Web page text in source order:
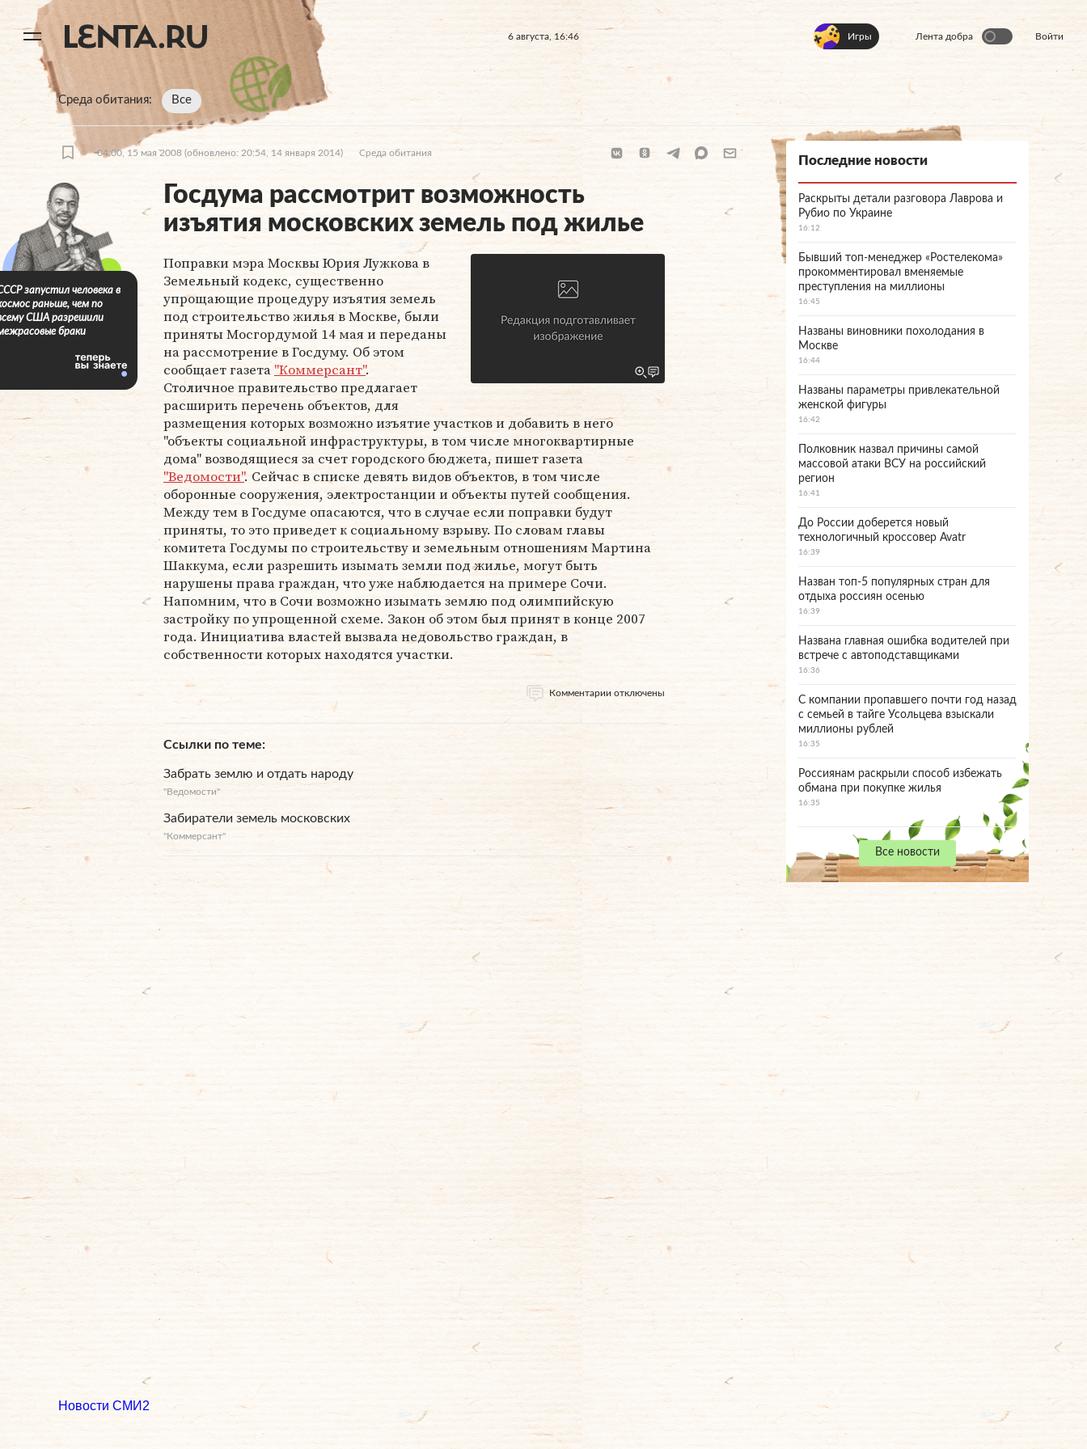
6 августа, 16:46 Игры Лента добра Войти
Среда обитания Все
04:00, 15 мая 2008 (обновлено: 20:54, 14 января 2014) Среда обитания
Госдума рассмотрит возможность
изъятия московских земель под жилье
Поправки мэра Москвы Юрия Лужкова в
Земельный кодекс, существенно
упрощающие процедуру изъятия земель
под строительство жилья в Москве, были
приняты Мосгордумой 14 мая и переданы
на рассмотрение в Госдуму. Об этом
сообщает газета "Коммерсант".
Столичное правительство предлагает
расширить перечень объектов, для
размещения которых возможно изъятие участков и добавить в него
"объекты социальной инфраструктуры, в том числе многоквартирные
дома" возводящиеся за счет городского бюджета, пишет газета
"Ведомости". Сейчас в списке девять видов объектов, в том числе
оборонные сооружения, электростанции и объекты путей сообщения.
Между тем в Госдуме опасаются, что в случае если поправки будут
приняты, то это приведет к социальному взрыву. По словам главы
комитета Госдумы по строительству и земельным отношениям Мартина
Шаккума, если разрешить изымать земли под жилье, могут быть
нарушены права граждан, что уже наблюдается на примере Сочи.
Напомним, что в Сочи возможно изымать землю под олимпийскую
застройку по упрощенной схеме. Закон об этом был принят в конце 2007
года. Инициатива властей вызвала недовольство граждан, в
собственности которых находятся участки.
Комментарии отключены
Ссылки по теме
Забрать землю и отдать народу
"Ведомости"
Забиратели земель московских
"Коммерсант"
запустил человека в
раньше, чем по
США разрешили
браки
Последние новости
Раскрыты детали разговора Лаврова и
Рубио по Украине
16:12
Бывший топ-менеджер «Ростелекома»
прокомментировал вменяемые
преступления на миллионы
16:45
Названы виновники похолодания в
Москве
16:44
Названы параметры привлекательной
женской фигуры
16:42
Полковник назвал причины самой
массовой атаки ВСУ на российский
регион
16:41
До России доберется новый
технологичный кроссовер Avatr
16:39
Назван топ-5 популярных стран для
отдыха россиян осенью
16:39
Названа главная ошибка водителей при
встрече с автоподставщиками
16:36
С компании пропавшего почти год назад
с семьей в тайге Усольцева взыскали
миллионы рублей
16:35
Россиянам раскрыли способ избежать
обмана при покупке жилья
16:35
Все новости
Новости СМИ2